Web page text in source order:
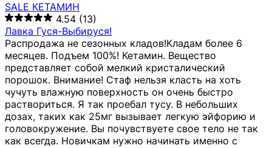
SALE КЕТАМИН
4.54 (13)
Лавка Гуся-Выбируся!
Распродажа не сезонных кладов!Кладам более 6
месяцев. Подъем 100%! Кетамин. Вещество
представляет собой мелкий кристалический
порошок. Внимание! Стаф нельзя класть на хоть
чучуть влажную поверхность он очень быстро
раствориться. Я так проебал тусу. В небольших
дозах, таких как 25мг вызывает легкую эйфорию и
головокружение. Вы почувствуете свое тело не так
как всегда. Новичкам нужно начинать именно с